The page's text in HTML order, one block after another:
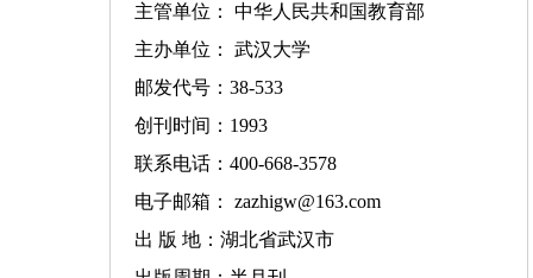
主管单位： 中华人民共和国教育部
主办单位： 武汉大学
邮发代号：38-533
创刊时间：1993
联系电话：400-668-3578
电子邮箱： zazhigw@163.com
出 版 地：湖北省武汉市